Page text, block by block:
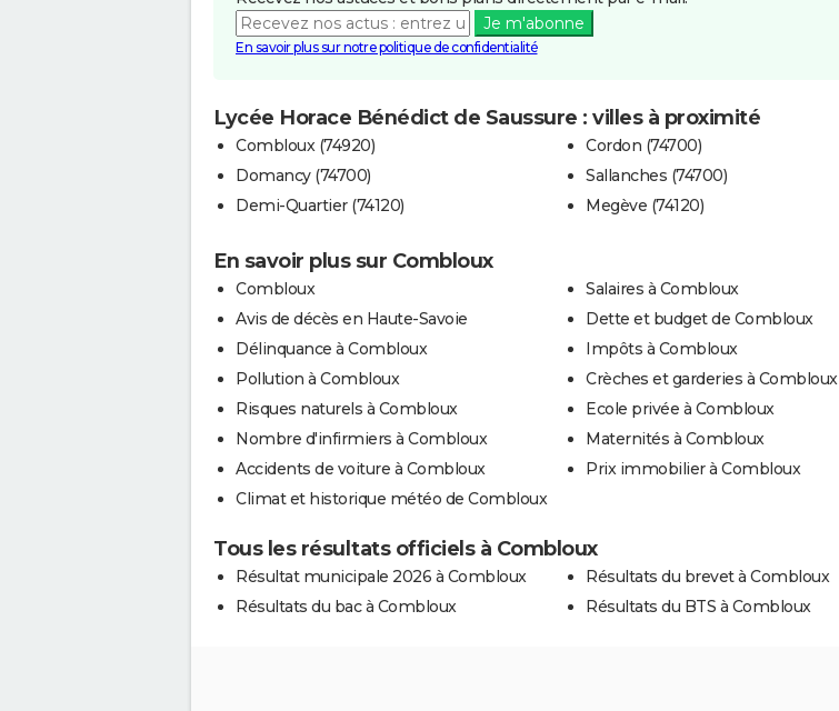
Je m'abonne
En savoir plus sur notre politique de confidentialité
Lycée Horace Bénédict de Saussure : villes à proximité
Combloux (74920)
Domancy (74700)
Demi-Quartier (74120)
Cordon (74700)
Sallanches (74700)
Megève (74120)
En savoir plus sur Combloux
Combloux
Avis de décès en Haute-Savoie
Délinquance à Combloux
Pollution à Combloux
Risques naturels à Combloux
Nombre d'infirmiers à Combloux
Accidents de voiture à Combloux
Climat et historique météo de Combloux
Salaires à Combloux
Dette et budget de Combloux
Impôts à Combloux
Crèches et garderies à Combloux
Ecole privée à Combloux
Maternités à Combloux
Prix immobilier à Combloux
Tous les résultats officiels à Combloux
Résultat municipale 2026 à Combloux
Résultats du bac à Combloux
Résultats du brevet à Combloux
Résultats du BTS à Combloux